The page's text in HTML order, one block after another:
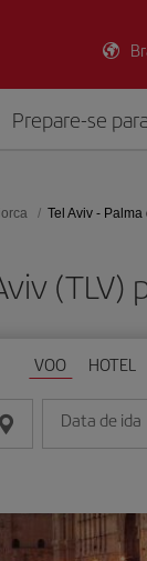
Prepare-se
Tel Aviv -
VOO HOTEL
Data de ida
Insira a data